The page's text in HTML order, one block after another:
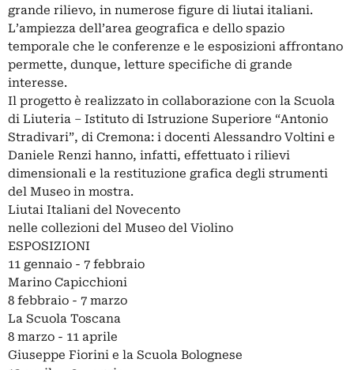
grande rilievo, in numerose figure di liutai italiani.
L’ampiezza dell’area geografica e dello spazio
temporale che le conferenze e le esposizioni affrontano
permette, dunque, letture specifiche di grande
interesse.
Il progetto è realizzato in collaborazione con la Scuola
di Liuteria – Istituto di Istruzione Superiore “Antonio
Stradivari”, di Cremona: i docenti Alessandro Voltini e
Daniele Renzi hanno, infatti, effettuato i rilievi
dimensionali e la restituzione grafica degli strumenti
del Museo in mostra.
Liutai Italiani del Novecento
nelle collezioni del Museo del Violino
ESPOSIZIONI
11 gennaio - 7 febbraio
Marino Capicchioni
8 febbraio - 7 marzo
La Scuola Toscana
8 marzo - 11 aprile
Giuseppe Fiorini e la Scuola Bolognese